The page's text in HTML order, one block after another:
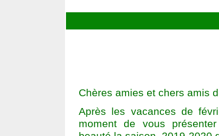
Chères amies et chers amis
Après les vacances de
moment de vous